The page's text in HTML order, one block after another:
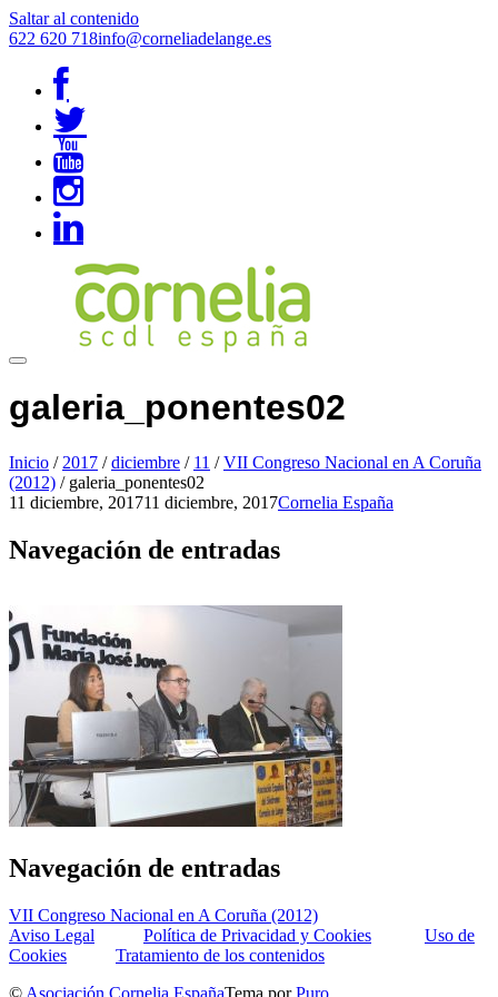
Saltar al contenido
622 620 718info@corneliadelange.es
galeria_ponentes02
Inicio / 2017 / diciembre / 11 / VII Congreso Nacional en A Coruña
(2012) / galeria_ponentes02
11 diciembre, 201711 diciembre, 2017Cornelia España
Navegación de entradas
Navegación de entradas
VII Congreso Nacional en A Coruña (2012)
Aviso Legal
Política de Privacidad y Cookies
Uso de
Cookies
Tratamiento de los contenidos
© Asociación Cornelia EspañaTema porPuro